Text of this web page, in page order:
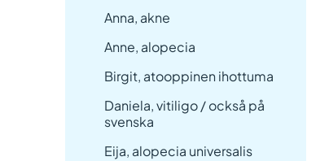
Anna, akne
Anne, alopecia
Birgit, atooppinen ihottuma
Daniela, vitiligo / också på
svenska
Eija, alopecia universalis